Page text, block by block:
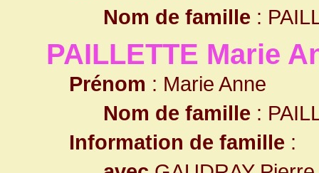
Nom de famille :
PAILLETTE Marie
Prénom : Marie Anne
Nom de famille :
Information de famille :